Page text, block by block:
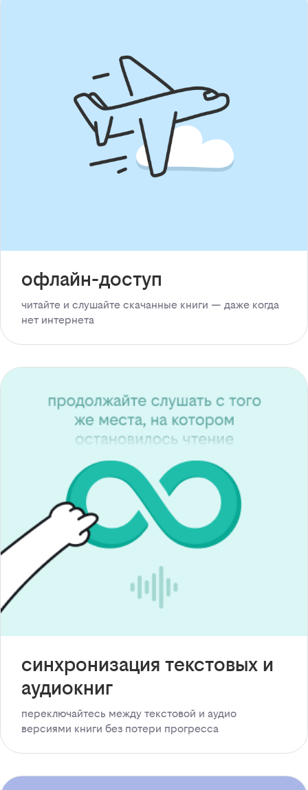
офлайн-доступ
читайте и слушайте скачанные книги — даже когда
нет интернета
синхронизация текстовых и
аудиокниг
переключайтесь между текстовой и аудио
версиями книги без потери прогресса